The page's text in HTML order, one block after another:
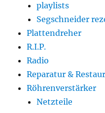
playlists
Segschneider
Plattendreher
R.I.P.
Radio
Reparatur &
Röhrenverstärker
Netzteile